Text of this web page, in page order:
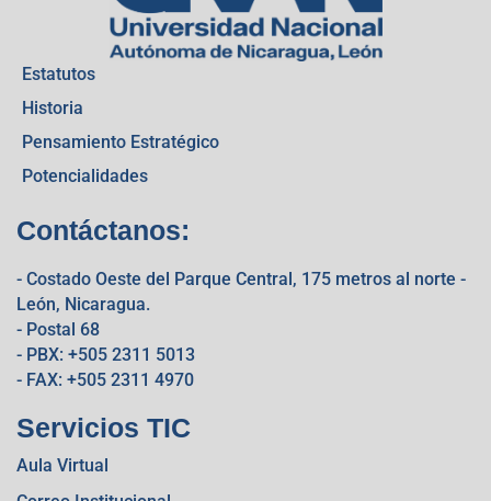
Estatutos
Historia
Pensamiento Estratégico
Potencialidades
Contáctanos:
- Costado Oeste del Parque Central, 175 metros al norte -
León, Nicaragua.
- Postal 68
- PBX: +505 2311 5013
- FAX: +505 2311 4970
Servicios TIC
Aula Virtual